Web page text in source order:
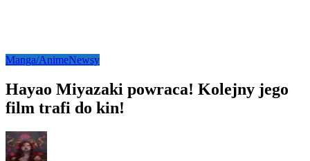
Manga/AnimeNewsy
Hayao Miyazaki powraca! Kolejny jego
film trafi do kin!